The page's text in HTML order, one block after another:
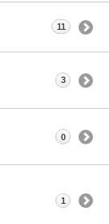
11
3
0
1